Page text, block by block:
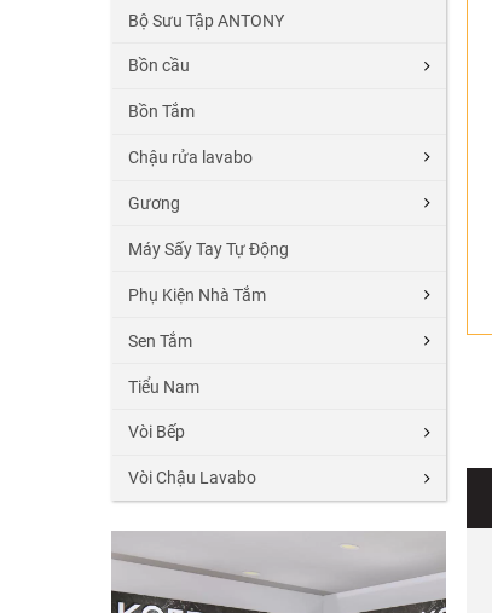
Bộ Sưu Tập ANTONY
Bồn cầu
Bồn Tắm
Chậu rửa lavabo
Gương
Máy Sấy Tay Tự Động
Phụ Kiện Nhà Tắm
Sen Tắm
Tiểu Nam
Vòi Bếp
Vòi Chậu Lavabo